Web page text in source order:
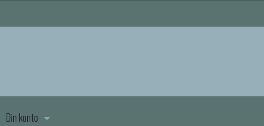
Din konto